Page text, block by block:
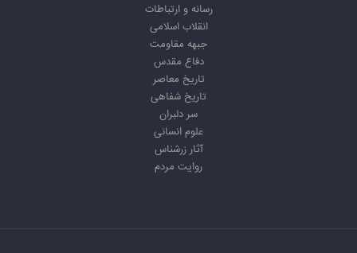
رسانه و ارتباطات
انقلاب اسلامی
جبهه مقاومت
دفاع مقدس
تاریخ معاصر
تاریخ شفاهی
سر دلبران
علوم انسانی
آثار زرشناس
روایت مردم